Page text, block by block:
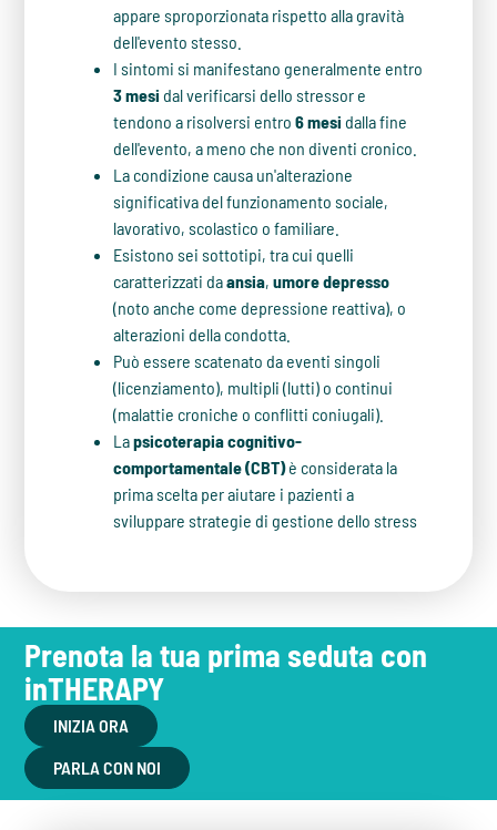
appare sproporzionata rispetto alla gravità
dell'evento stesso.
I sintomi si manifestano generalmente entro
3 mesi dal verificarsi dello stressor e
tendono a risolversi entro6 mesi dalla fine
dell'evento, a meno che non diventi cronico.
La condizione causa un'alterazione
significativa del funzionamento sociale,
lavorativo, scolastico o familiare.
Esistono sei sottotipi, tra cui quelli
caratterizzati daansia,umore depresso
(noto anche come depressione reattiva), o
alterazioni della condotta.
Può essere scatenato da eventi singoli
(licenziamento), multipli (lutti) o continui
(malattie croniche o conflitti coniugali).
Lapsicoterapia cognitivo-
comportamentale (CBT)è considerata la
prima scelta per aiutare i pazienti a
sviluppare strategie di gestione dello stress
Prenota la tua prima seduta con
inTHERAPY
INIZIA ORA
PARLA CON NOI